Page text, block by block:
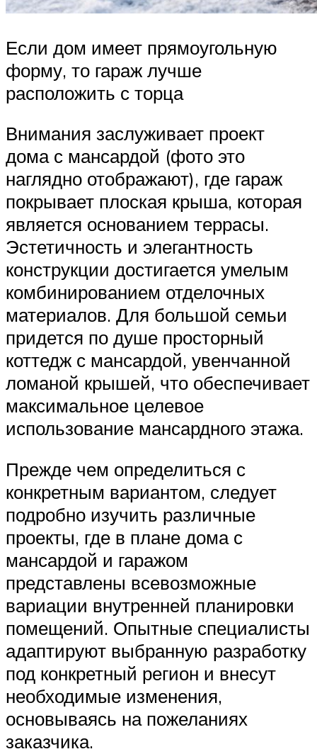
Если дом имеет прямоугольную
форму, то гараж лучше
расположить с торца
Внимания заслуживает проект
дома с мансардой (фото это
наглядно отображают), где гараж
покрывает плоская крыша, которая
является основанием террасы.
Эстетичность и элегантность
конструкции достигается умелым
комбинированием отделочных
материалов. Для большой семьи
придется по душе просторный
коттедж с мансардой, увенчанной
ломаной крышей, что обеспечивает
максимальное целевое
использование мансардного этажа.
Прежде чем определиться с
конкретным вариантом, следует
подробно изучить различные
проекты, где в плане дома с
мансардой и гаражом
представлены всевозможные
вариации внутренней планировки
помещений. Опытные специалисты
адаптируют выбранную разработку
под конкретный регион и внесут
необходимые изменения,
основываясь на пожеланиях
заказчика.